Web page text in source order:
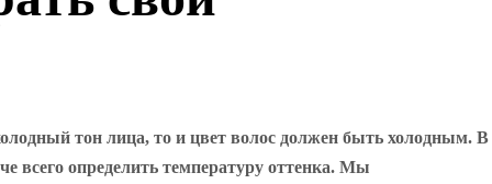
тон лица, то и цвет волос должен быть холодным. В
всего определить температуру оттенка. Мы